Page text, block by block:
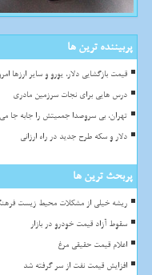
پربیننده ترین ها
قیمت بازگشایی دلار، یورو و سایر ارزها امروز ۱۳ خرداد ۱۴۰۵ به همراه
درس هایی برای نجات سرزمین مادری
تهران، بی سروصدا جمعیتش را جابه جا
دلار و سکه طرح جدید در راه ارزانی
پربحث ترین ها
ریشه خیلی از مشکلات محیط زیست
سقوط آزاد قیمت خودرو در بازار
اعلام قیمت حقیقی مرغ
افزایش قیمت نفت از سر گرفته شد